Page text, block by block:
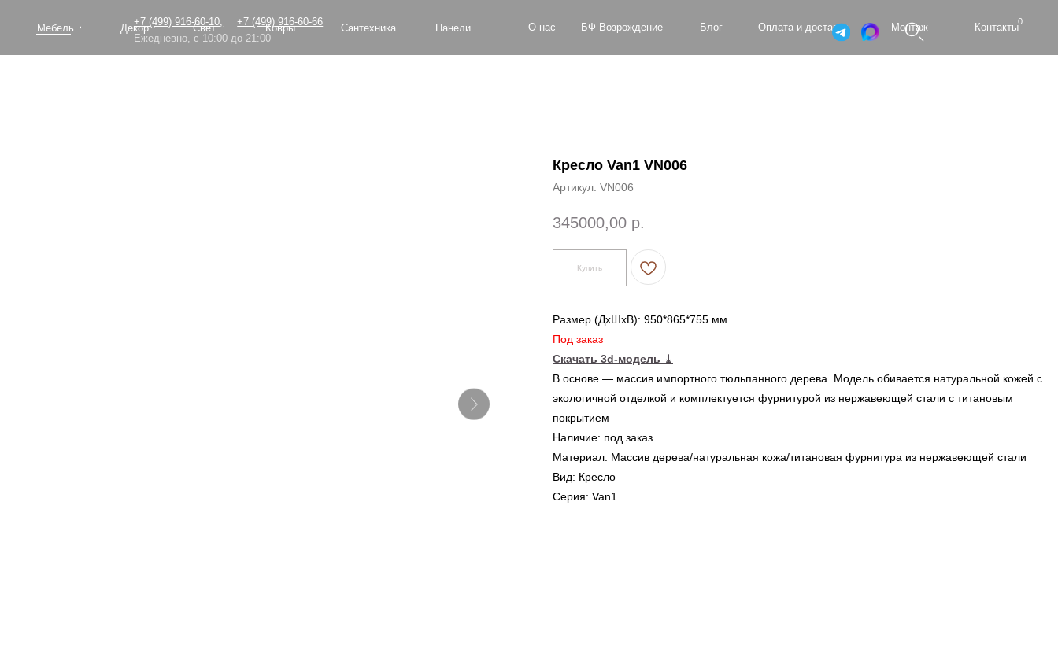
+7 (499) 916-60-66
+7 (499) 916-60-10,
Ежедневно, с 10:00 до 21:00
Панели
Сантехника
Свет
Декор Контакты
Монтаж
Оплата и доставка
БФ Возрождение Блог
Мебель Ковры
Кресло Van1 VN006
Артикул: VN006
345000,00 р.
Купить
Размер (ДxШxВ): 950*865*755 мм
Под заказ
Скачать 3d-модель ⤓
В основе — массив импортного тюльпанного дерева. Модель обивается натуральной кожей с
экологичной отделкой и комплектуется фурнитурой из нержавеющей стали с титановым
покрытием
Наличие: под заказ
Материал: Массив дерева/натуральная кожа/титановая фурнитура из нержавеющей стали
Вид: Кресло
Серия: Van1